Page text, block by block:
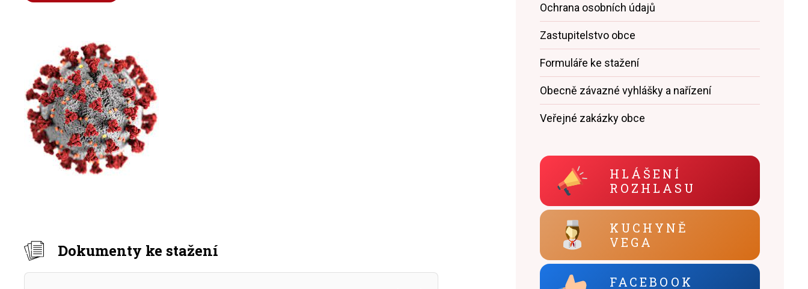
Dokumenty ke stažení
Ochrana osobních údajů
Zastupitelstvo obce
Formuláře ke stažení
Obecně závazné vyhlášky a nařízení
Veřejné zakázky obce
HLÁŠENÍ
ROZHLASU
KUCHYNĚ
VEGA
FACEBOOK